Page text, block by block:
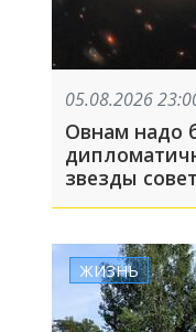
05.08.2026
Овнам надо
звезды
критики в
ЖИЗНЬ